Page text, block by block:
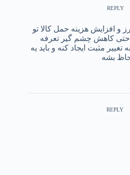
REPLY
و افزایش هزینه حمل کالا تو
حتی کاهش چشم گیر تعرفه
مثبت ایجاد کنه و باید یه
بشه
REPLY